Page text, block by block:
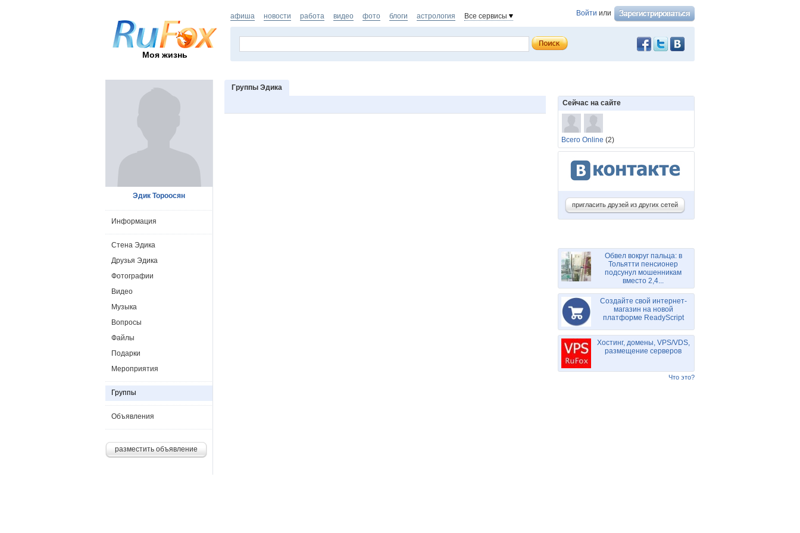
Моя жизнь
Войти или
афиша новости работа видео фото блоги астрология Все сервисы
Группы Эдика
Эдик Тороосян
Информация
Стена Эдика
Друзья Эдика
Фотографии
Видео
Музыка
Вопросы
Файлы
Подарки
Мероприятия
Группы
Объявления
разместить объявление
Сейчас на сайте
Всего Online (2)
пригласить друзей из других сетей
Обвел вокруг пальца: в
Тольятти пенсионер
подсунул мошенникам
вместо 2,4...
Создайте свой интернет-
магазин на новой
платформе ReadyScript
Хостинг, домены, VPS/VDS,
размещение серверов
Что это?